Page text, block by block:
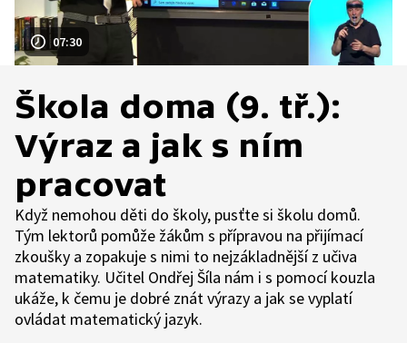
07:30
Škola doma (9. tř.):
Výraz a jak s ním
pracovat
Když nemohou děti do školy, pusťte si školu domů.
Tým lektorů pomůže žákům s přípravou na přijímací
zkoušky a zopakuje s nimi to nejzákladnější z učiva
matematiky. Učitel Ondřej Šíla nám i s pomocí kouzla
ukáže, k čemu je dobré znát výrazy a jak se vyplatí
ovládat matematický jazyk.